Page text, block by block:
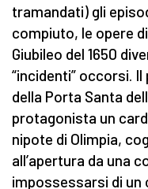
tramandati) gli
compiuto, le opere
Giubileo del 1650
“incidenti” occorsi.
della Porta Santa
protagonista un
nipote di Olimpia,
all’apertura da una
impossessarsi di